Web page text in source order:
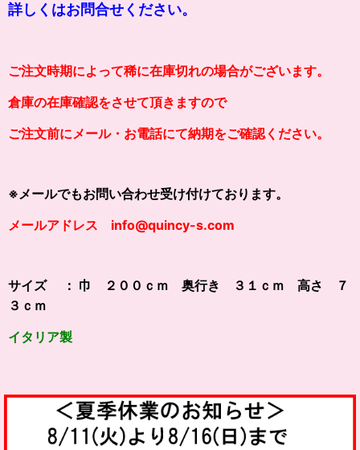
詳しくはお問合せください。
ご注文時期によって稀に在庫切れの場合がございます。
倉庫の在庫確認をさせて頂きますので
ご注文前にメール・お電話にて納期をご確認ください。
※メールでもお問い合わせ受け付けております。
メールアドレス info@quincy-s.com
サイズ ： 巾 ２００ｃｍ 奥行き ３１ｃｍ 高さ ７
３ｃｍ
イタリア製